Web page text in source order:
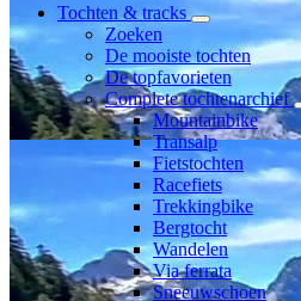
Tochten & tracks
Zoeken
De mooiste tochten
De topfavorieten
Complete tochtenarchief
Mountainbike
Transalp
Fietstochten
Racefiets
Trekkingbike
Bergtocht
Wandelen
Via ferrata
Sneeuwschoen